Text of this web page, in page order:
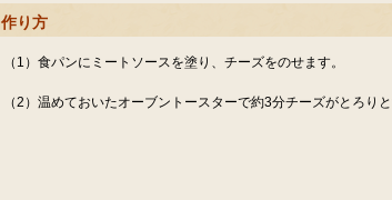
作り方
（1）食パンにミートソースを塗り、チーズをのせます。
（2）温めておいたオーブントースターで約3分チーズがとろり